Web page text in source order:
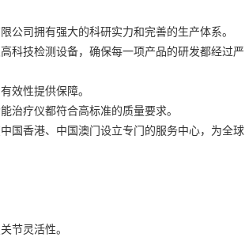
公司拥有强大的科研实力和完善的生产体系。
科技检测设备，确保每一项产品的研发都经过严
效性提供保障。
治疗仪都符合高标准的质量要求。
国香港、中国澳门设立专门的服务中心，为全球
节灵活性。